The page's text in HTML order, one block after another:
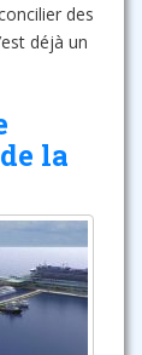
des
déjà un
la